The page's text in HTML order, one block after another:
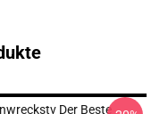
Der Beste